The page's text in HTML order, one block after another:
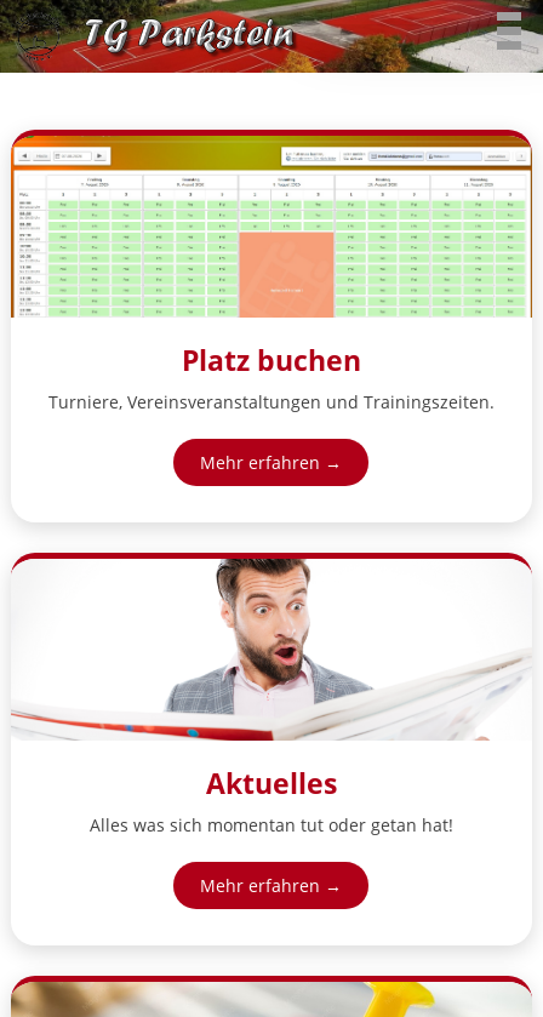
Platz buchen
Turniere, Vereinsveranstaltungen und Trainingszeiten.
Mehr erfahren →
Aktuelles
Alles was sich momentan tut oder getan hat!
Mehr erfahren →